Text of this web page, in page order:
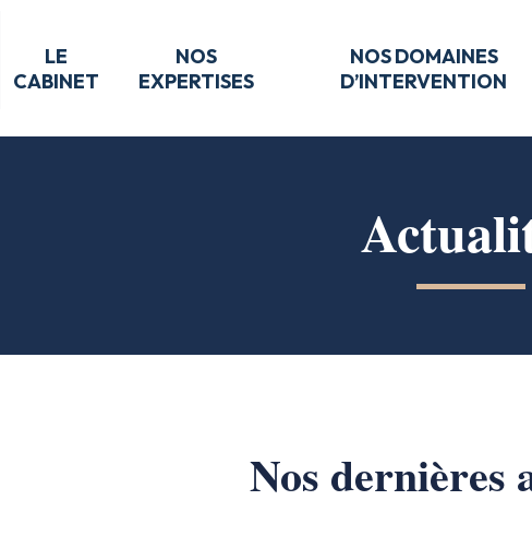
LE
CABINET
NOS
EXPERTISES
NOS DOMAINES
D’INTERVENTION
Nos dernières